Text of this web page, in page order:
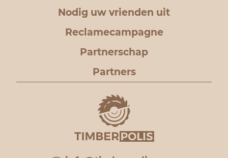
Nodig uw vrienden uit
Reclamecampagne
Partnerschap
Partners